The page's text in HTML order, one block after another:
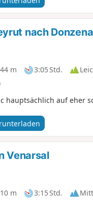
nach
m 3:05 Std.
hauptsächlich auf eher
Venarsal
m 3:15 Std.